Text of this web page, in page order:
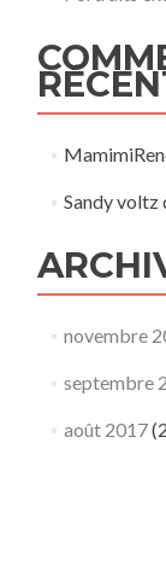
Sandy voltz
novembre
septembre
août 2017